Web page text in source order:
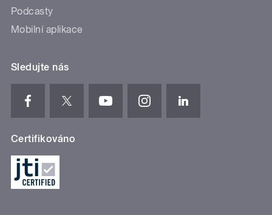
Podcasty
Mobilní aplikace
Sledujte nás
Certifikováno